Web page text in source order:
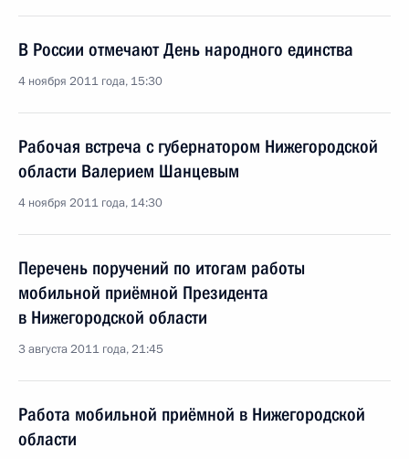
В России отмечают День народного единства
4 ноября 2011 года, 15:30
Рабочая встреча с губернатором Нижегородской
области Валерием Шанцевым
4 ноября 2011 года, 14:30
Перечень поручений по итогам работы
мобильной приёмной Президента
в Нижегородской области
3 августа 2011 года, 21:45
Работа мобильной приёмной в Нижегородской
области